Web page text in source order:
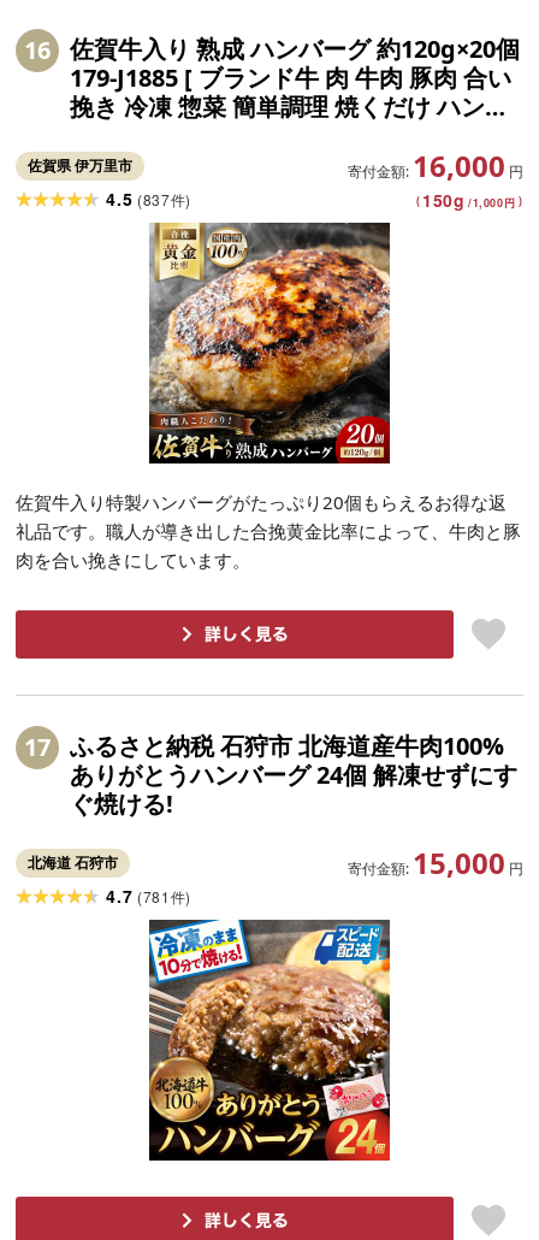
16
佐賀牛入り 熟成 ハンバーグ 約120g×20個
179-J1885 [ ブランド牛 肉 牛肉 豚肉 合い
挽き 冷凍 惣菜 簡単調理 焼くだけ ハンバ
弁当 おかず お惣菜 ]
佐賀県 伊万里市 寄付金額: 16,000 円
( 150g /1,000円 )
4.5 (837件)
佐賀牛入り特製ハンバーグがたっぷり20個もらえるお得な返
礼品です。職人が導き出した合挽黄金比率によって、牛肉と豚
肉を合い挽きにしています。
17
ふるさと納税 石狩市 北海道産牛肉100%
ありがとうハンバーグ 24個 解凍せずにす
ぐ焼ける!
北海道 石狩市 寄付金額: 15,000 円
4.7 (781件)